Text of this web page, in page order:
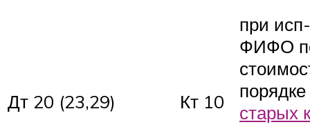
Дт 20 (23,29) Кт 10
при
ФИФО
порядке
старых к